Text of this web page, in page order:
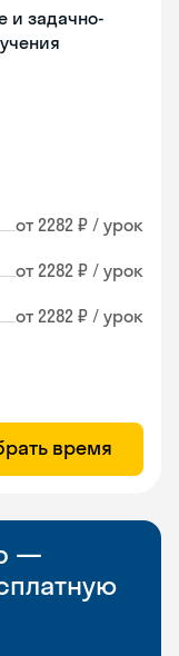
и задачно-
от 2282 ₽ / урок
от 2282 ₽ / урок
от 2282 ₽ / урок
время
—